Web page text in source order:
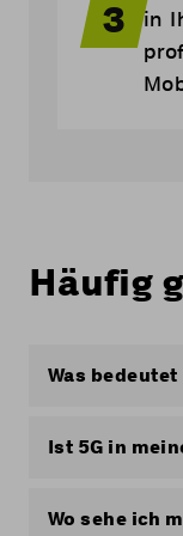
3
in
Häufig
Was
Wechsel auf
Ist 5G in
mit einer
Wo sehe ich